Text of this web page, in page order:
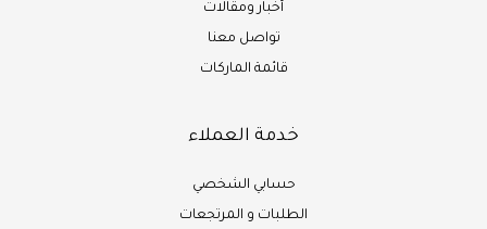
أخبار ومقالات
تواصل معنا
قائمة الماركات
خدمة العملاء
حسابي الشخصي
الطلبات و المرتجعات